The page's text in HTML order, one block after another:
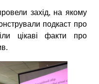
захід, на якому
подкаст про
цікаві факти про